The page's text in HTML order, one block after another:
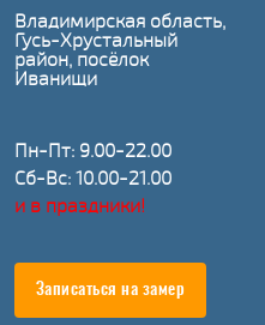
Владимирская область,
Гусь-Хрустальный
район, посёлок
Иванищи
Пн-Пт: 9.00-22.00
Сб-Вс: 10.00-21.00
и в праздники!
Записаться на замер